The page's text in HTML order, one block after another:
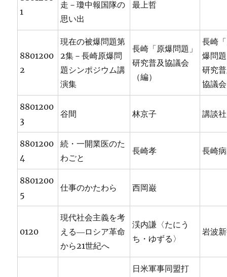
1
走－瓊中報国隊の
思い出
最上哲
8801200
2
現在の被爆問題第
2集－長崎原爆問
題シンポジウム講
演集
長崎「原爆問題」
研究普及協議会
（編）
長崎
爆問
研究
協議会
8801200
3
谷間 林京子 講談社
8801200
4
続・一開業医のた
わごと
長崎孝 長崎
8801200
5
仕事のかたわら 西岡巌
0120
現代社会主義を考
える―ロシア革命
から21世紀へ
渓内謙〈たにう
ち・ゆずる〉
岩波
日米軍事同盟打